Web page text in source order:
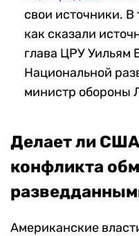
свои источники. В
как сказали
глава ЦРУ Уильям
Национальной
министр обороны
Делает ли
конфликта
Американские